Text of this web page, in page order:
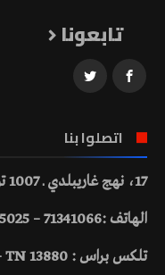
تابعونا
اتصلوا بنا
17، نهج غاريبلدي ـ 1007 تونس
الهاتف :71341066 – 71335025 – 71336386
تلكس براس : 13880 TN – تلفاكس :71336584